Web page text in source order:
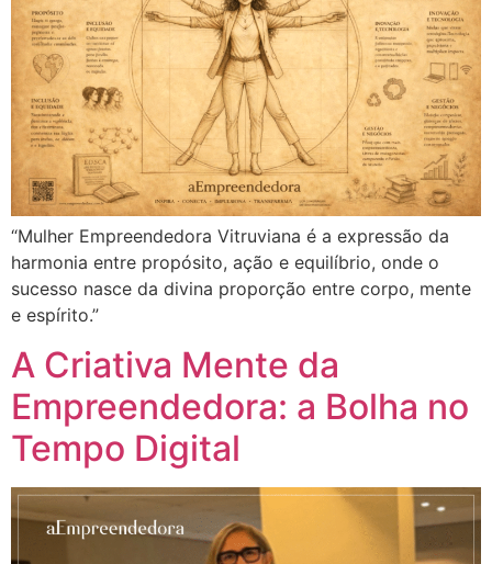
“Mulher Empreendedora Vitruviana é a expressão da
harmonia entre propósito, ação e equilíbrio, onde o
sucesso nasce da divina proporção entre corpo, mente
e espírito.”
A Criativa Mente da
Empreendedora: a Bolha no
Tempo Digital